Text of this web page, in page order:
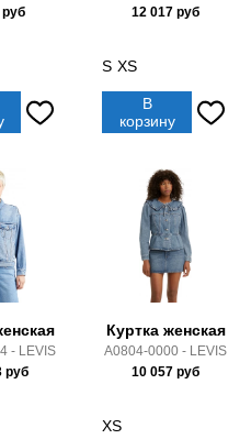
12 017 руб
S XS
В
корзину
- LEVIS
руб
Куртка женская
A0804-0000 - LEVIS
10 057 руб
XS